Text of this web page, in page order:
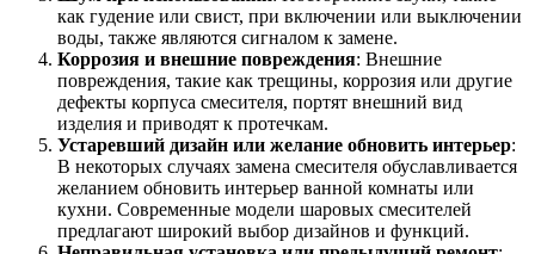
как гудение или свист, при включении или выключении
воды, также являются сигналом к замене.
Коррозия и внешние повреждения: Внешние
повреждения, такие как трещины, коррозия или другие
дефекты корпуса смесителя, портят внешний вид
изделия и приводят к протечкам.
Устаревший дизайн или желание обновить интерьер:
В некоторых случаях замена смесителя обуславливается
желанием обновить интерьер ванной комнаты или
кухни. Современные модели шаровых смесителей
предлагают широкий выбор дизайнов и функций.